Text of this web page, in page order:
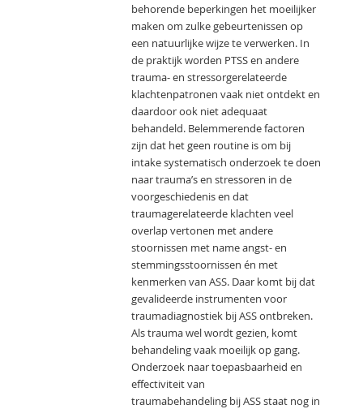
behorende beperkingen het moeilijker
maken om zulke gebeurtenissen op
een natuurlijke wijze te verwerken. In
de praktijk worden PTSS en andere
trauma- en stressorgerelateerde
klachtenpatronen vaak niet ontdekt en
daardoor ook niet adequaat
behandeld. Belemmerende factoren
zijn dat het geen routine is om bij
intake systematisch onderzoek te doen
naar trauma’s en stressoren in de
voorgeschiedenis en dat
traumagerelateerde klachten veel
overlap vertonen met andere
stoornissen met name angst- en
stemmingsstoornissen én met
kenmerken van ASS. Daar komt bij dat
gevalideerde instrumenten voor
traumadiagnostiek bij ASS ontbreken.
Als trauma wel wordt gezien, komt
behandeling vaak moeilijk op gang.
Onderzoek naar toepasbaarheid en
effectiviteit van
traumabehandeling bij ASS staat nog in